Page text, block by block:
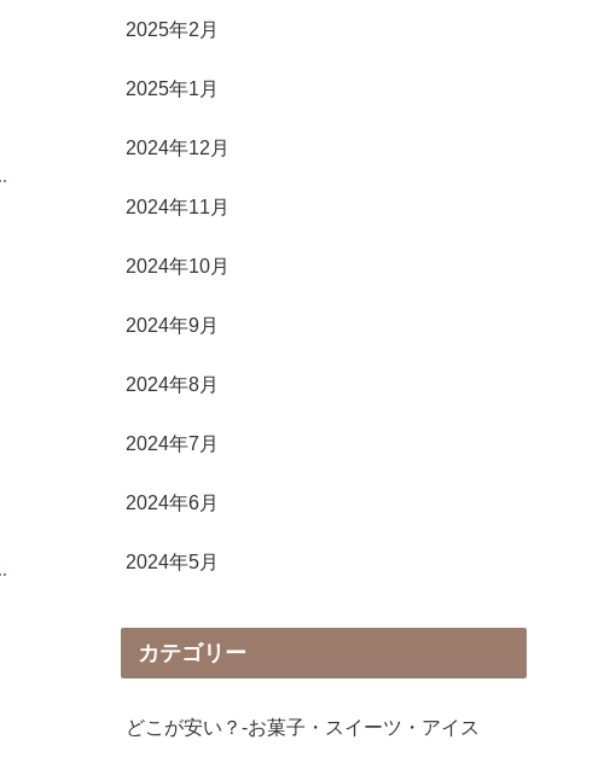
2025年2月
2025年1月
2024年12月
2024年11月
2024年10月
2024年9月
2024年8月
2024年7月
2024年6月
2024年5月
カテゴリー
どこが安い？-お菓子・スイーツ・アイス